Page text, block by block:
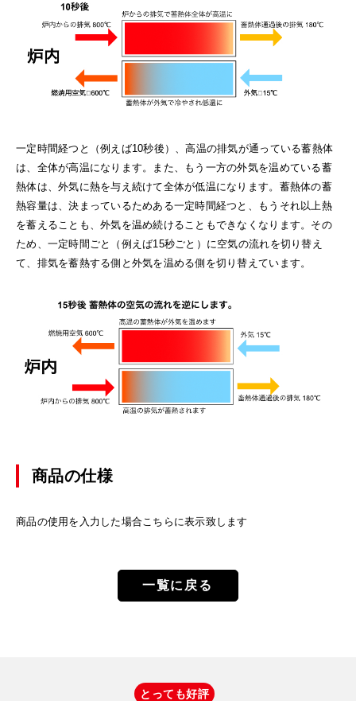
一定時間経つと（例えば10秒後）、高温の排気が通っている蓄熱体
は、全体が高温になります。また、もう一方の外気を温めている蓄
熱体は、外気に熱を与え続けて全体が低温になります。蓄熱体の蓄
熱容量は、決まっているためある一定時間経つと、もうそれ以上熱
を蓄えることも、外気を温め続けることもできなくなります。その
ため、一定時間ごと（例えば15秒ごと）に空気の流れを切り替え
て、排気を蓄熱する側と外気を温める側を切り替えています。
商品の仕様
商品の使用を入力した場合こちらに表示致します
一覧に戻る
とっても好評